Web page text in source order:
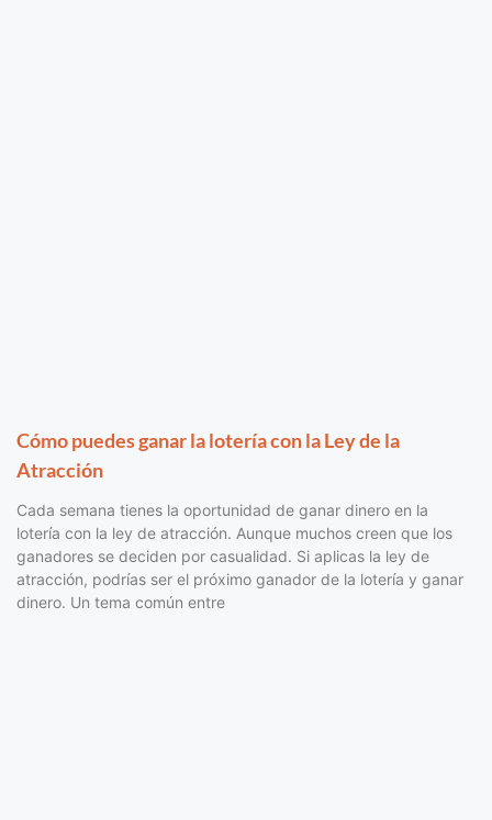
Cómo puedes ganar la lotería con la Ley de la
Atracción
Cada semana tienes la oportunidad de ganar dinero en la
lotería con la ley de atracción. Aunque muchos creen que los
ganadores se deciden por casualidad. Si aplicas la ley de
atracción, podrías ser el próximo ganador de la lotería y ganar
dinero. Un tema común entre